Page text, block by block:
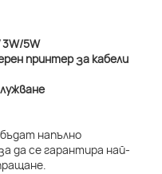
напълно
да се гарантира най-